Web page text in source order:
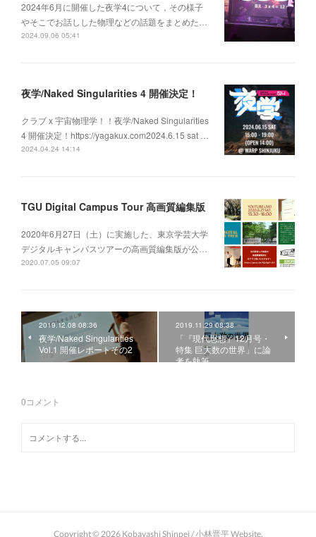
2024年6月に開催した夜学4について，その様子
やそこでお話しした物理などの話題をまとめた…
2024.09.06 05:41
夜学/Naked Singularities 4 開催決定！
クラブ x 宇宙物理学！！夜学/Naked Singularities
4 開催決定！https://yagakux.com2024.6.15 sat …
2024.04.24 14:14
TGU Digital Campus Tour 高画質編集版
2020年6月27日（土）に実施した、東京学芸大学
デジタルキャンパスツアーの高画質編集版が公…
2020.07.05 09:07
2019.12.08 08:36
夜学/Naked Singularities
Vol.1 開催レポートその2
2019.11.29 08:38
「『現代思想』12月号・
特集 巨大数の世界」に論
考を執筆
0コメント
Copyright © 2026 Kobayashi Shinpei / 小林晋平 Website.